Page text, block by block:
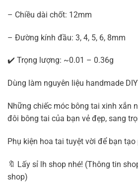
– Chiều dài chốt: 12mm
– Đường kính đầu: 3, 4, 5, 6, 8mm
✔️ Trọng lượng: ~0.01 – 0.36g
Dùng làm nguyên liệu handmade
Những chiếc móc bông tai xinh xắn
đôi bông tai của bạn vẻ đẹp, sang
Phụ kiện hoa tai tuyệt vời để bạn tạo
🔖 Lấy sỉ lh shop nhé! (Thông tin
shop)